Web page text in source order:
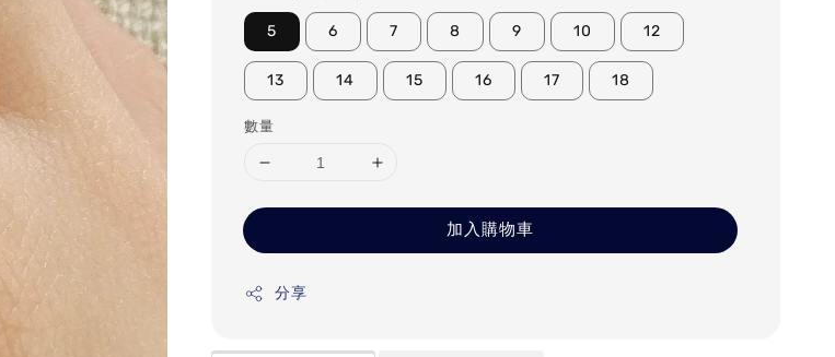
5 6 7 8 9 10 12
13 14 15 16 17 18
數量
加入購物車
分享